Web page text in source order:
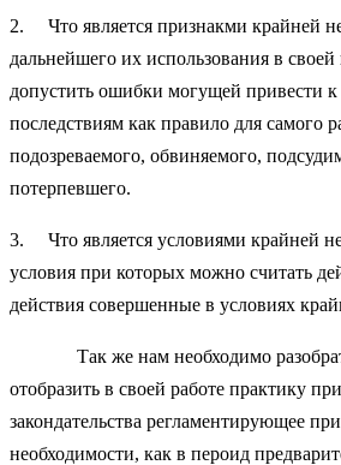
2. Что является признакми крайней
дальнейшего их использования в
допустить ошибки могущей привести
последствиям как правило для самого
подозреваемого, обвиняемого,
потерпевшего.
3. Что является условиями крайней
условия при которых можно считать
действия совершенные в условиях
Так же нам необходимо
отобразить в своей работе практику
закондательства регламентирующее
необходимости, как в пероид